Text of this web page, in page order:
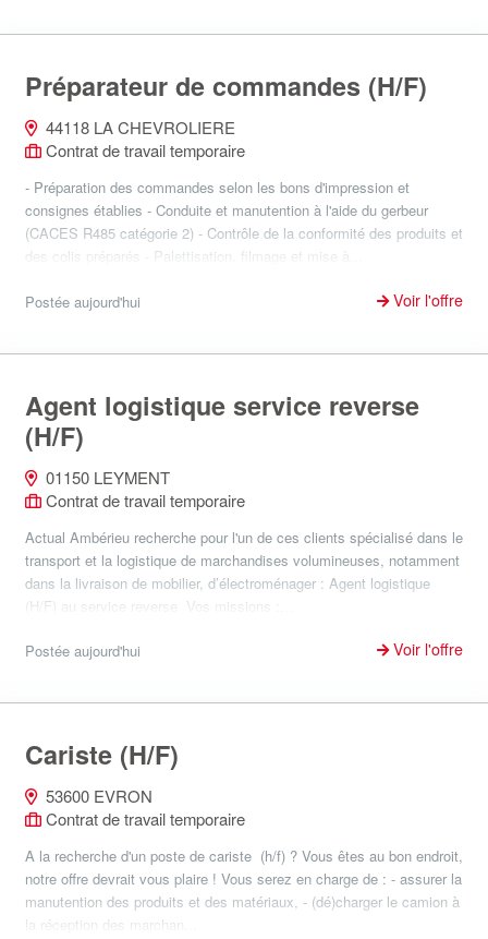
Préparateur de commandes (H/F)
44118 LA CHEVROLIERE
Contrat de travail temporaire
- Préparation des commandes selon les bons d'impression et
consignes établies - Conduite et manutention à l'aide du gerbeur
(CACES R485 catégorie 2) - Contrôle de la conformité des produits et
des colis préparés - Palettisation, filmage et mise à...
Postée aujourd'hui Voir l'offre
Agent logistique service reverse
(H/F)
01150 LEYMENT
Contrat de travail temporaire
Actual Ambérieu recherche pour l'un de ces clients spécialisé dans le
transport et la logistique de marchandises volumineuses, notamment
dans la livraison de mobilier, d’électroménager : Agent logistique
(H/F) au service reverse Vos missions :...
Postée aujourd'hui Voir l'offre
Cariste (H/F)
53600 EVRON
Contrat de travail temporaire
A la recherche d'un poste de cariste (h/f) ? Vous êtes au bon endroit,
notre offre devrait vous plaire ! Vous serez en charge de : - assurer la
manutention des produits et des matériaux, - (dé)charger le camion à
la réception des marchan...